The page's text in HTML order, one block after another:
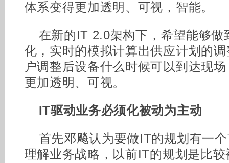
体系变得更加透明、可视，智能。
在新的IT 2.0架构下，希望能够做
化，实时的模拟计算出供应计划的
户调整后设备什么时候可以到达现
更加透明、可视。
IT驱动业务必须化被动为主动
首先邓飚认为要做IT的规划有一
理解业务战略，以前IT的规划是比